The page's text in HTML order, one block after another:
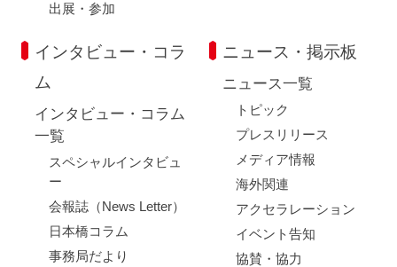
出展・参加
インタビュー・コラ
ム
インタビュー・コラム
一覧
スペシャルインタビュ
ー
会報誌（News Letter）
日本橋コラム
事務局だより
ニュース・掲示板
ニュース一覧
トピック
プレスリリース
メディア情報
海外関連
アクセラレーション
イベント告知
協賛・協力